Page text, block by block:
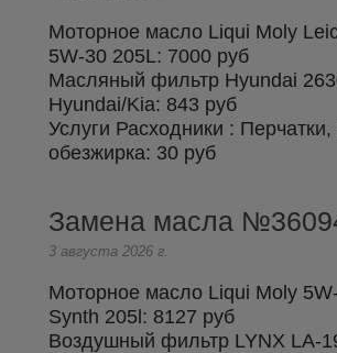
Моторное масло Liqui Moly
5W-30 205L: 7000 руб
Масляный фильтр Hyundai
Hyundai/Kia: 843 руб
Услуги Расходники :
обезжирка: 30 руб
Замена масла
3 августа 2026 г.
Моторное масло Liqui Moly
Synth 205l: 8127 руб
Воздушный фильтр LYNX LA-